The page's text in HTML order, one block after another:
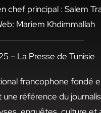
chef principal : Salem
Mariem Khdimmallah
– La Presse de Tunisie
francophone fondé
une référence du